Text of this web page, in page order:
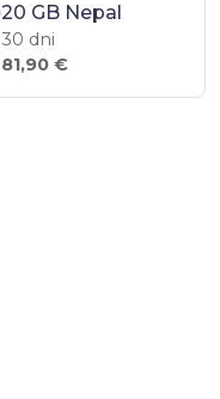
20 GB Nepal
30 dni
81,90 €